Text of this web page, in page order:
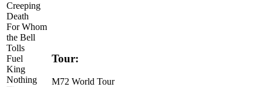
Creeping
Death
For Whom
the Bell
Tolls
Fuel
King
Nothing
Tour:
M72 World Tour